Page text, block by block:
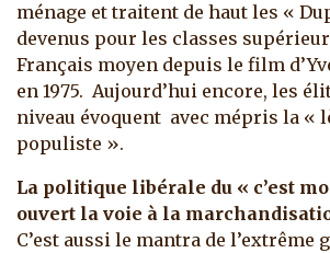
ménage et traitent de haut les «
devenus pour les classes
Français moyen depuis le film
en 1975. Aujourd’hui encore, les
niveau évoquent avec mépris la «
populiste ».
La politique libérale du « c’est
ouvert la voie à la
C’est aussi le mantra de l’extrême